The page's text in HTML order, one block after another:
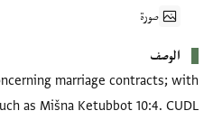
صورة
الوصف
marriage contracts; with
as Mišna Ketubbot 10:4. CUDL